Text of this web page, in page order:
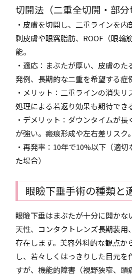
切開法（二重全切開・部分
・皮膚を切開し、二重ラインを
剰皮膚や眼窩脂肪、ROOF（眼輪
能。
・適応：まぶたが厚い、皮膚の
発例、長期的な二重を希望する症
・メリット：二重ラインの消失
処理による若返り効果も期待でき
・デメリット：ダウンタイムが
が強い。瘢痕形成や左右差リスク。
・再発率：10年で10%以下（適
た場合）
眼瞼下垂手術の種類と
眼瞼下垂はまぶたが十分に開かな
天性、コンタクトレンズ長期装用
存在します。美容外科的な観点か
し、若々しくはっきりした目元を
すが、機能的障害（視野狭窄、頭